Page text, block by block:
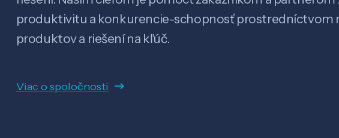
produktivitu a konkurencie-schopnosť prostredníctvom
produktov a riešení na kľúč.
Viac o spoločnosti